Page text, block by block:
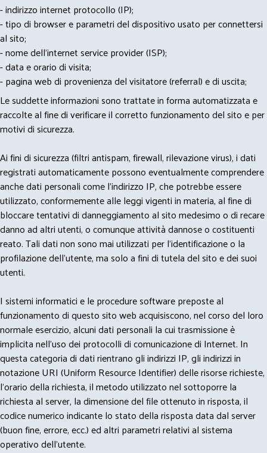
- indirizzo internet protocollo (IP);
- tipo di browser e parametri del dispositivo usato per connettersi
al sito;
- nome dell'internet service provider (ISP);
- data e orario di visita;
- pagina web di provenienza del visitatore (referral) e di uscita;
Le suddette informazioni sono trattate in forma automatizzata e
raccolte al fine di verificare il corretto funzionamento del sito e per
motivi di sicurezza.
Ai fini di sicurezza (filtri antispam, firewall, rilevazione virus), i dati
registrati automaticamente possono eventualmente comprendere
anche dati personali come l'indirizzo IP, che potrebbe essere
utilizzato, conformemente alle leggi vigenti in materia, al fine di
bloccare tentativi di danneggiamento al sito medesimo o di recare
danno ad altri utenti, o comunque attività dannose o costituenti
reato. Tali dati non sono mai utilizzati per l'identificazione o la
profilazione dell'utente, ma solo a fini di tutela del sito e dei suoi
utenti.
I sistemi informatici e le procedure software preposte al
funzionamento di questo sito web acquisiscono, nel corso del loro
normale esercizio, alcuni dati personali la cui trasmissione è
implicita nell'uso dei protocolli di comunicazione di Internet. In
questa categoria di dati rientrano gli indirizzi IP, gli indirizzi in
notazione URI (Uniform Resource Identifier) delle risorse richieste,
l'orario della richiesta, il metodo utilizzato nel sottoporre la
richiesta al server, la dimensione del file ottenuto in risposta, il
codice numerico indicante lo stato della risposta data dal server
(buon fine, errore, ecc.) ed altri parametri relativi al sistema
operativo dell'utente.